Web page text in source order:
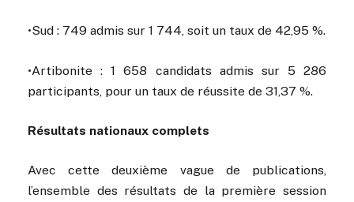
•Sud : 749 admis sur 1 744, soit un taux de 42,95 %.
•Artibonite : 1 658 candidats admis sur 5 286
participants, pour un taux de réussite de 31,37 %.
Résultats nationaux complets
Avec cette deuxième vague de publications,
l’ensemble des résultats de la première session